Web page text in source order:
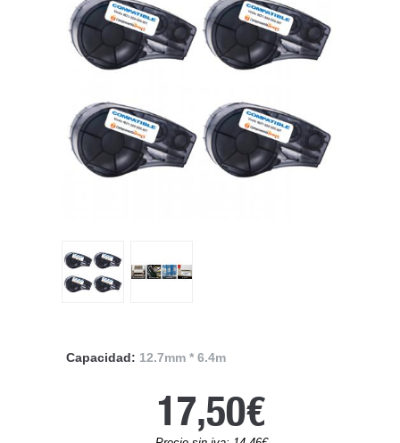
Capacidad: 12.7mm * 6.4m
17,50€